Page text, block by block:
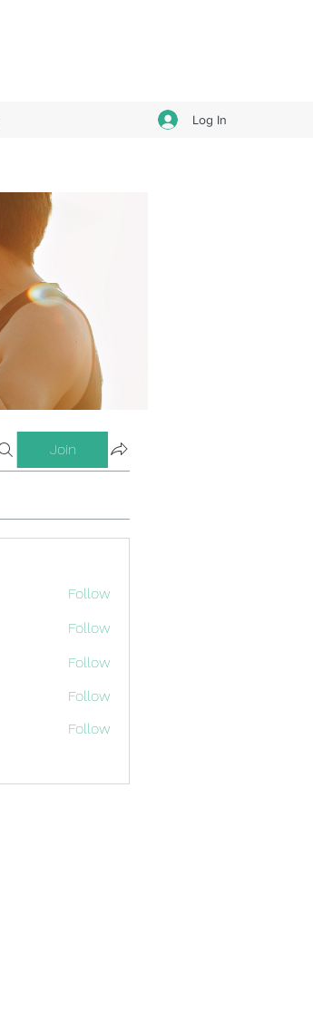
Log In
Join
Follow
Follow
Follow
Follow
Follow